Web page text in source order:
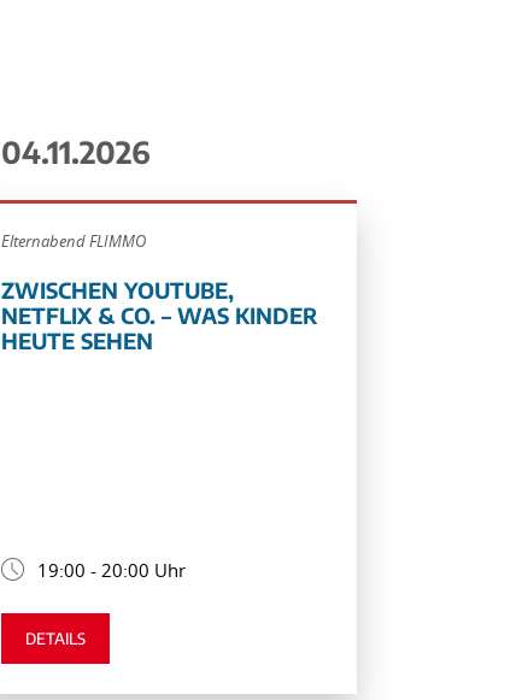
04.11.2026
Elternabend FLIMMO
ZWISCHEN YOUTUBE,
NETFLIX & CO. – WAS KINDER
HEUTE SEHEN
19:00 - 20:00 Uhr
DETAILS